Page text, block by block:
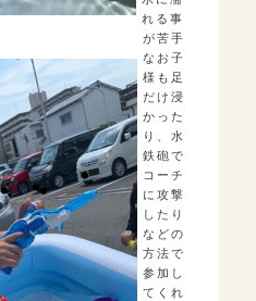
れる事
が苦手
なお子
様も足
だけ浸
かった
り、水
鉄砲で
コーチ
に攻撃
したり
などの
方法で
参加し
てくれ